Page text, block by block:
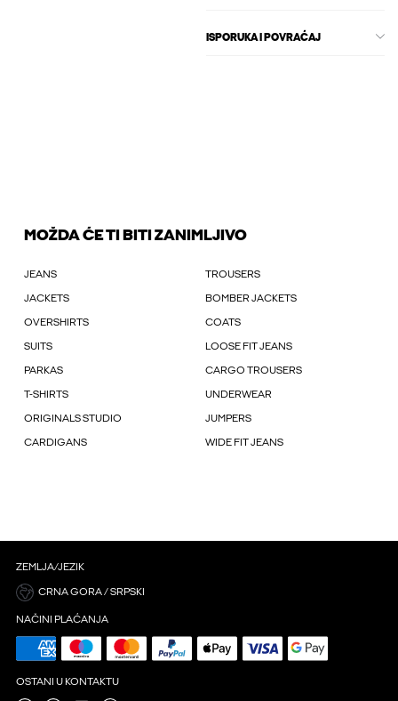
ISPORUKA I POVRAĆAJ
MOŽDA ĆE TI BITI ZANIMLJIVO
JEANS TROUSERS
JACKETS BOMBER JACKETS
OVERSHIRTS COATS
SUITS LOOSE FIT JEANS
PARKAS CARGO TROUSERS
T-SHIRTS UNDERWEAR
ORIGINALS STUDIO JUMPERS
CARDIGANS WIDE FIT JEANS
ZEMLJA/JEZIK
CRNA GORA / SRPSKI
NAČINI PLAĆANJA
OSTANI U KONTAKTU